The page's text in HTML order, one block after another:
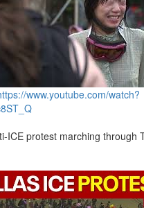
www.youtube.com/watch?
ICE protest marching through